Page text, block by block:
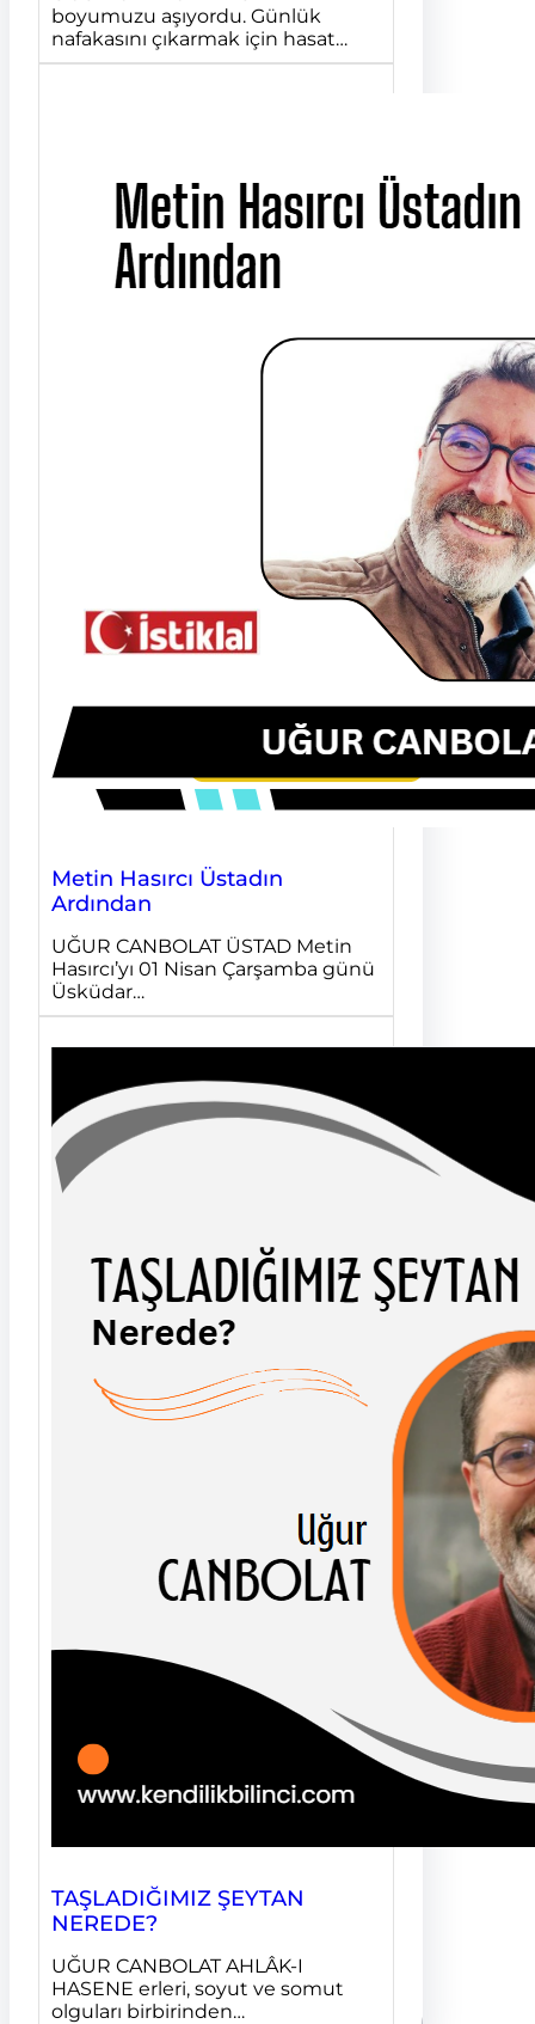
boyumuzu aşıyordu. Günlük
nafakasını çıkarmak için hasat…
Metin Hasırcı Üstadın
Ardından
UĞUR CANBOLAT ÜSTAD Metin
Hasırcı’yı 01 Nisan Çarşamba günü
Üsküdar…
TAŞLADIĞIMIZ ŞEYTAN
NEREDE?
UĞUR CANBOLAT AHLÂK-I
HASENE erleri, soyut ve somut
olguları birbirinden…